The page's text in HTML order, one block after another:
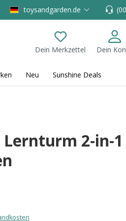
toysandgarden.de
Dein Merkzettel
Dein
Neu Sunshine Deals
Lernturm 2-in-1